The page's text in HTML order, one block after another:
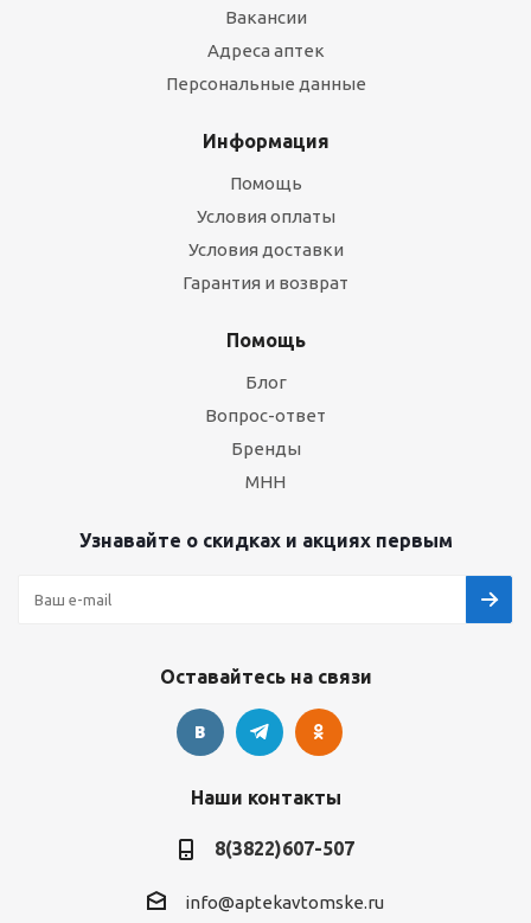
Вакансии
Адреса аптек
Персональные данные
Информация
Помощь
Условия оплаты
Условия доставки
Гарантия и возврат
Помощь
Блог
Вопрос-ответ
Бренды
МНН
Узнавайте о скидках и акциях первым
Оставайтесь на связи
Наши контакты
8(3822)607-507
info@aptekavtomske.ru